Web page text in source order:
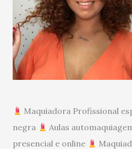
Maquiadora Profissional
negra
Aulas
presencial e online